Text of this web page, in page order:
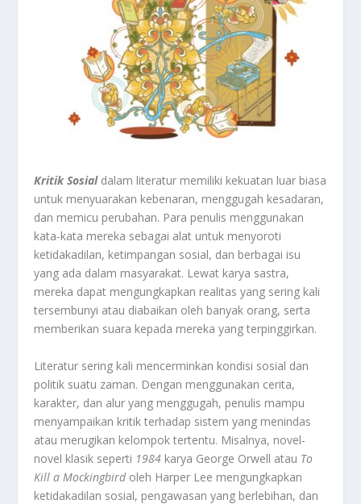
Kritik Sosialdalam literatur memiliki kekuatan luar biasa
untuk menyuarakan kebenaran, menggugah kesadaran,
dan memicu perubahan. Para penulis menggunakan
kata-kata mereka sebagai alat untuk menyoroti
ketidakadilan, ketimpangan sosial, dan berbagai isu
yang ada dalam masyarakat. Lewat karya sastra,
mereka dapat mengungkapkan realitas yang sering kali
tersembunyi atau diabaikan oleh banyak orang, serta
memberikan suara kepada mereka yang terpinggirkan.
Literatur sering kali mencerminkan kondisi sosial dan
politik suatu zaman. Dengan menggunakan cerita,
karakter, dan alur yang menggugah, penulis mampu
menyampaikan kritik terhadap sistem yang menindas
atau merugikan kelompok tertentu. Misalnya, novel-
novel klasik seperti 1984 karya George Orwell atau To
Kill a Mockingbirdoleh Harper Lee mengungkapkan
ketidakadilan sosial, pengawasan yang berlebihan, dan